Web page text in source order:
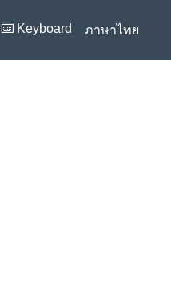
⌨️ Keyboard ภาษาไทย